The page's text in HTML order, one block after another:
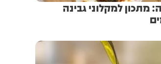
מתכון למקלוני גבינה